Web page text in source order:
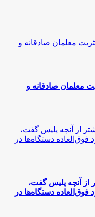
معلمان صادقانه و
از آنچه پلیس گفت،
فوق‌العاده دستگاه‌ها در